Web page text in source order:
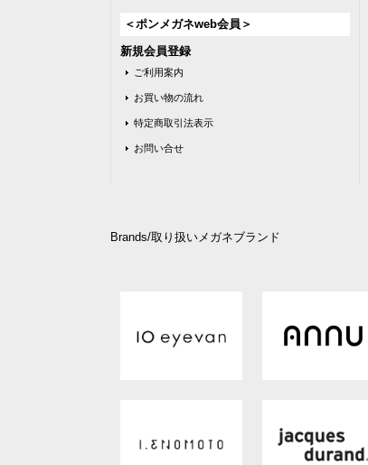
＜ポンメガネweb会員＞
新規会員登録
ご利用案内
お買い物の流れ
特定商取引法表示
お問い合せ
Brands/取り扱いメガネブランド